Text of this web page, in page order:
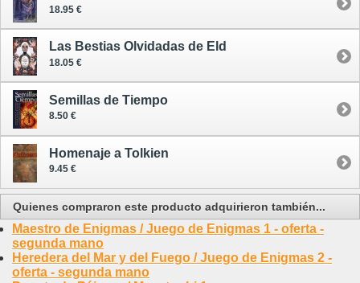
18.95 €
Las Bestias Olvidadas de Eld
18.05 €
Semillas de Tiempo
8.50 €
Homenaje a Tolkien
9.45 €
Quienes compraron este producto adquirieron también...
Maestro de Enigmas / Juego de Enigmas 1 - oferta -
segunda mano
Heredera del Mar y del Fuego / Juego de Enigmas 2 -
oferta - segunda mano